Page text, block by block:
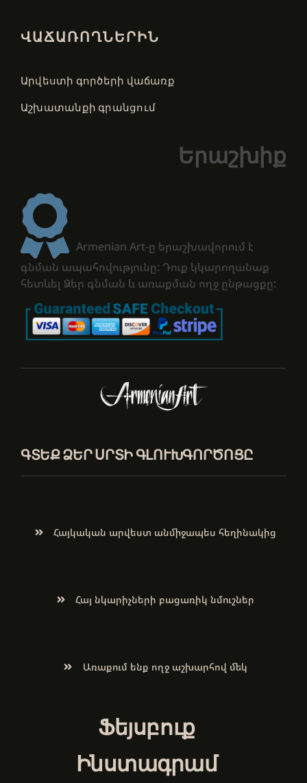
ՎԱՃԱՌՈՂՆԵՐԻՆ
Արվեստի գործերի վաճառք
Աշխատանքի գրանցում
Երաշխիք
Armenian Art-ը երաշխավորում է
գնման ապահովությունը: Դուք կկարողանաք
հետևել Ձեր գնման և առաքման ողջ ընթացքը:
ԳՏԵՔ ՁԵՐ ՍՐՏԻ ԳԼՈՒԽԳՈՐԾՈՑԸ
Հայկական արվեստ անմիջապես հեղինակից
Հայ նկարիչների բացառիկ նմուշներ
Առաքում ենք ողջ աշխարհով մեկ
Ֆեյսբուք
Ինստագրամ